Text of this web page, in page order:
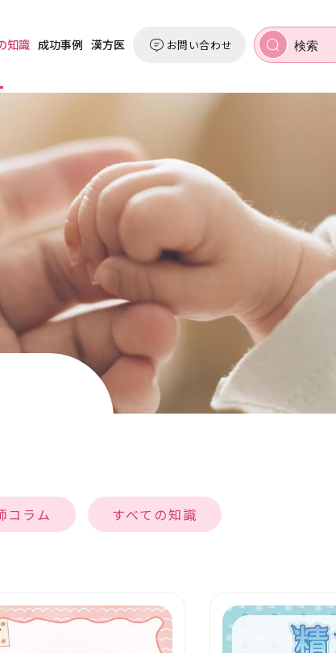
知識 成功事例 漢方医 お問い合わせ
コラム すべての知識